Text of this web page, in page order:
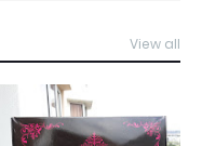
View all